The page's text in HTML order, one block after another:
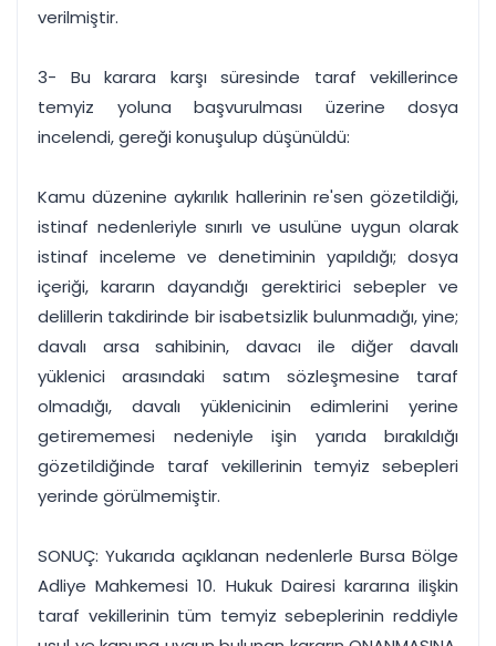
verilmiştir.
3- Bu karara karşı süresinde taraf vekillerince
temyiz yoluna başvurulması üzerine dosya
incelendi, gereği konuşulup düşünüldü:
Kamu düzenine aykırılık hallerinin re'sen gözetildiği,
istinaf nedenleriyle sınırlı ve usulüne uygun olarak
istinaf inceleme ve denetiminin yapıldığı; dosya
içeriği, kararın dayandığı gerektirici sebepler ve
delillerin takdirinde bir isabetsizlik bulunmadığı, yine;
davalı arsa sahibinin, davacı ile diğer davalı
yüklenici arasındaki satım sözleşmesine taraf
olmadığı, davalı yüklenicinin edimlerini yerine
getirememesi nedeniyle işin yarıda bırakıldığı
gözetildiğinde taraf vekillerinin temyiz sebepleri
yerinde görülmemiştir.
SONUÇ: Yukarıda açıklanan nedenlerle Bursa Bölge
Adliye Mahkemesi 10. Hukuk Dairesi kararına ilişkin
taraf vekillerinin tüm temyiz sebeplerinin reddiyle